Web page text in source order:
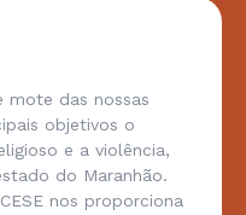
mote das nossas
objetivos o
e a violência,
do Maranhão.
nos proporciona